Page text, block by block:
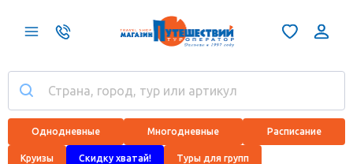
Однодневные Многодневные Расписание
Круизы Скидку хватай! Туры для групп